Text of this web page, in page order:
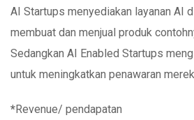
AI Startups menyediakan layanan AI
membuat dan menjual produk
Sedangkan AI Enabled Startups
untuk meningkatkan penawaran
*Revenue/ pendapatan